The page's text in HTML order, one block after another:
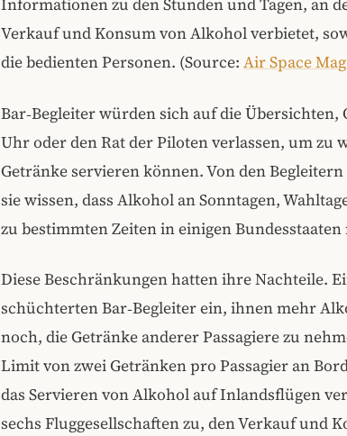
Informationen zu den Stunden und Tagen, an
Verkauf und Konsum von Alkohol verbietet,
die bedienten Personen. (Source: Air Space
Bar‑Begleiter würden sich auf die
Uhr oder den Rat der Piloten verlassen, um zu
Getränke servieren können. Von den
sie wissen, dass Alkohol an Sonntagen,
zu bestimmten Zeiten in einigen
Diese Beschränkungen hatten ihre Nachteile.
schüchterten Bar‑Begleiter ein, ihnen mehr
noch, die Getränke anderer Passagiere zu
Limit von zwei Getränken pro Passagier an
das Servieren von Alkohol auf Inlandsflügen
sechs Fluggesellschaften zu, den Verkauf und